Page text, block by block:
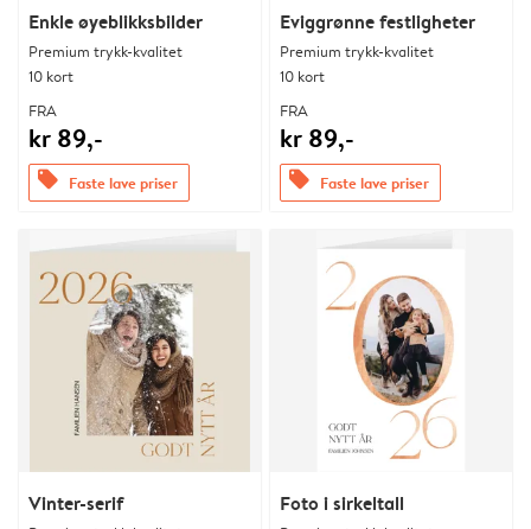
Enkle øyeblikksbilder
Premium trykk-kvalitet
10 kort
FRA
kr 89,-
offers Faste lave priser
Eviggrønne festligheter
Premium trykk-kvalitet
10 kort
FRA
kr 89,-
offers Faste lave priser
Vinter-serif Foto i sirkeltall